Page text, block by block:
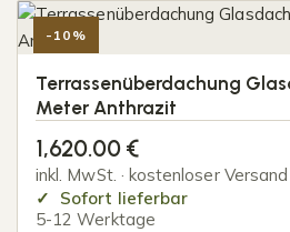
-10%
Terrassenüberdachung
Meter Anthrazit
1,620.00 €
inkl. MwSt. · kostenloser Versand
Sofort lieferbar
5-12 Werktage